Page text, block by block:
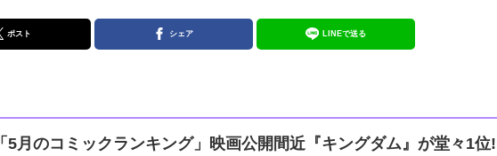
ポスト シェア LINEで送る
「5月のコミックランキング」映画公開間近『キングダム』が堂々1位!